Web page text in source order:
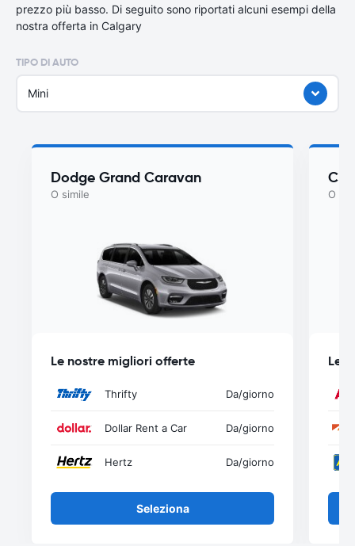
prezzo più basso. Di seguito sono riportati alcuni esempi della
nostra offerta in Calgary
TIPO DI AUTO
Mini
Dodge Grand Caravan
O simile
Le nostre migliori offerte
Thrifty Da/giorno
Dollar Rent a Car Da/giorno
Hertz Da/giorno
Seleziona
O
Le